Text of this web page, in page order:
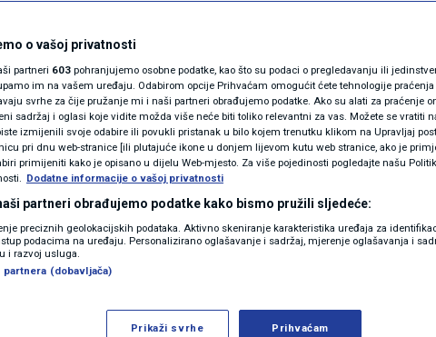
MAGAZIN
KOLUMNE
N1(DIS)INFO
KLIMATSKE PROMJENE
FOTO
VIDEO
07:07 | VRIJEME | komentara
Više
o vašoj privatnosti
partneri 603 pohranjujemo osobne podatke, kao što su podaci o pregledavanju ili
im na vašem uređaju. Odabirom opcije Prihvaćam omogućit ćete tehnologije praćenja
svrhe za čije pružanje mi i naši partneri obrađujemo podatke. Ako su alati za praćenje
sadržaj i oglasi koje vidite možda više neće biti toliko relevantni za vas. Možete se vratiti
izmijenili svoje odabire ili povukli pristanak u bilo kojem trenutku klikom na Upravljaj
pri dnu web-stranice [ili plutajuće ikone u donjem lijevom kutu web stranice, ako je
primijeniti kako je opisano u dijelu Web-mjesto. Za više pojedinosti pogledajte našu
Dodatne informacije o vašoj privatnosti
partneri obrađujemo podatke kako bismo pružili sljedeće:
preciznih geolokacijskih podataka. Aktivno skeniranje karakteristika uređaja za
podacima na uređaju. Personalizirano oglašavanje i sadržaj, mjerenje oglašavanja i
i razvoj usluga.
partnera (dobavljača)
Prikaži svrhe Prihvaćam